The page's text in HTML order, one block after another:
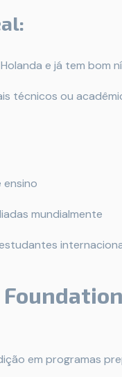
e já tem bom
técnicos ou
ensino
mundialmente
em programas